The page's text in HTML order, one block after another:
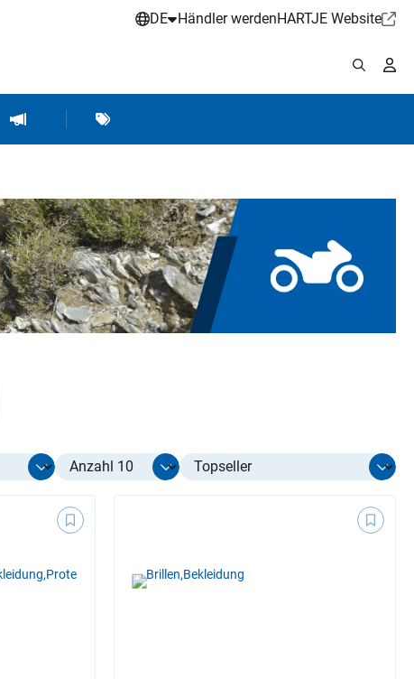
DE Händler werdenHARTJE Website
Werkstattausrüstung
Hartje MarketingMarken
Select limit